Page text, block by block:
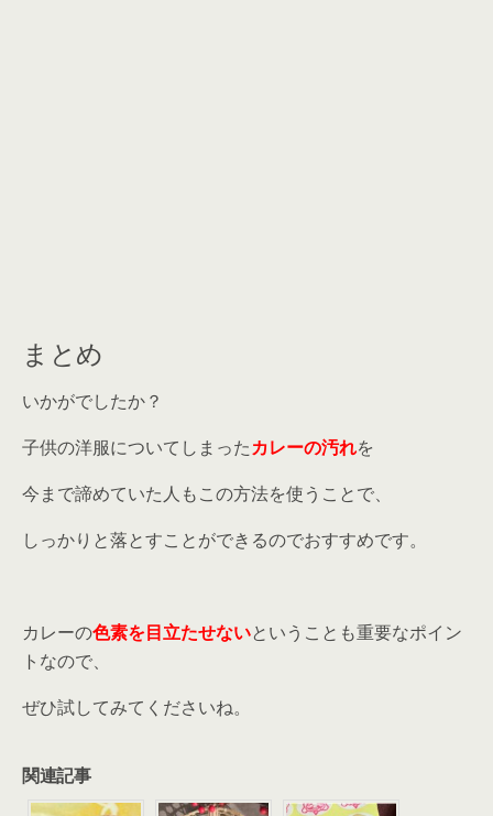
まとめ
いかがでしたか？
子供の洋服についてしまったカレーの汚れを
今まで諦めていた人もこの方法を使うことで、
しっかりと落とすことができるのでおすすめです。
カレーの色素を目立たせないということも重要なポイン
トなので、
ぜひ試してみてくださいね。
関連記事